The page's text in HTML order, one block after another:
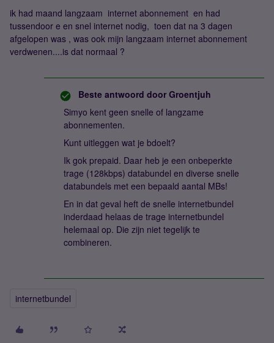
ik had maand langzaam internet abonnement en had
tussendoor e en snel internet nodig, toen dat na 3 dagen
afgelopen was , was ook mijn langzaam internet abonnement
verdwenen....is dat normaal ?
Beste antwoord door Groentjuh
Simyo kent geen snelle of langzame
abonnementen.
Kunt uitleggen wat je bdoelt?
Ik gok prepaid. Daar heb je een onbeperkte
trage (128kbps) databundel en diverse snelle
databundels met een bepaald aantal MBs!
En in dat geval heft de snelle internetbundel
inderdaad helaas de trage internetbundel
helemaal op. Die zijn niet tegelijk te
combineren.
internetbundel